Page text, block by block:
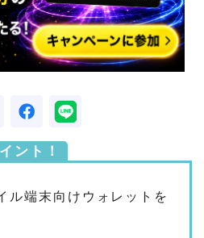
ント！
端末向けウォレットを